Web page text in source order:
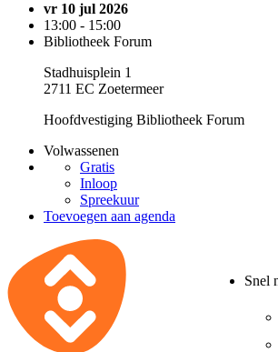
vr 10 jul 2026
13:00 - 15:00
Bibliotheek Forum
Stadhuisplein 1
2711 EC Zoetermeer
Hoofdvestiging Bibliotheek Forum
Volwassenen
Gratis
Inloop
Spreekuur
Toevoegen aan agenda
Snel